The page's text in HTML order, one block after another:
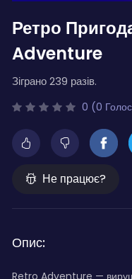
Ретро
Adventure
Зіграно 239 разів.
0 (0
Не працює?
Опис:
Retro Adventure —